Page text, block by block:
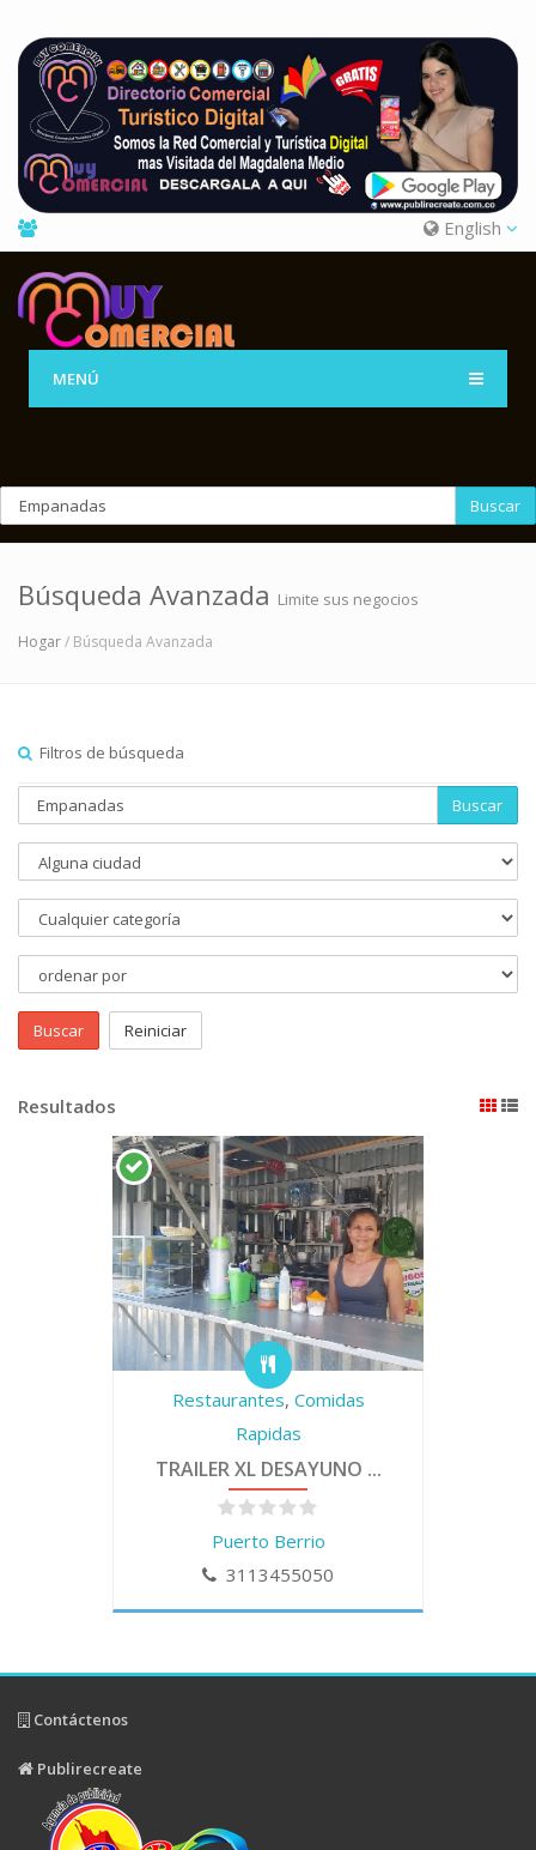
English
MENÚ
Buscar
Búsqueda Avanzada Limite sus negocios
Hogar/ Búsqueda Avanzada
Filtros de búsqueda
Buscar
Buscar Reiniciar
Resultados
Restaurantes, Comidas
Rapidas
TRAILER XL DESAYUNO ...
Puerto Berrio
3113455050
Contáctenos
Publirecreate